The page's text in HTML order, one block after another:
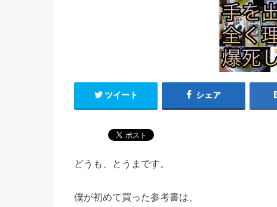
ツイート シェア
どうも、とうまです。
僕が初めて買った参考書は、